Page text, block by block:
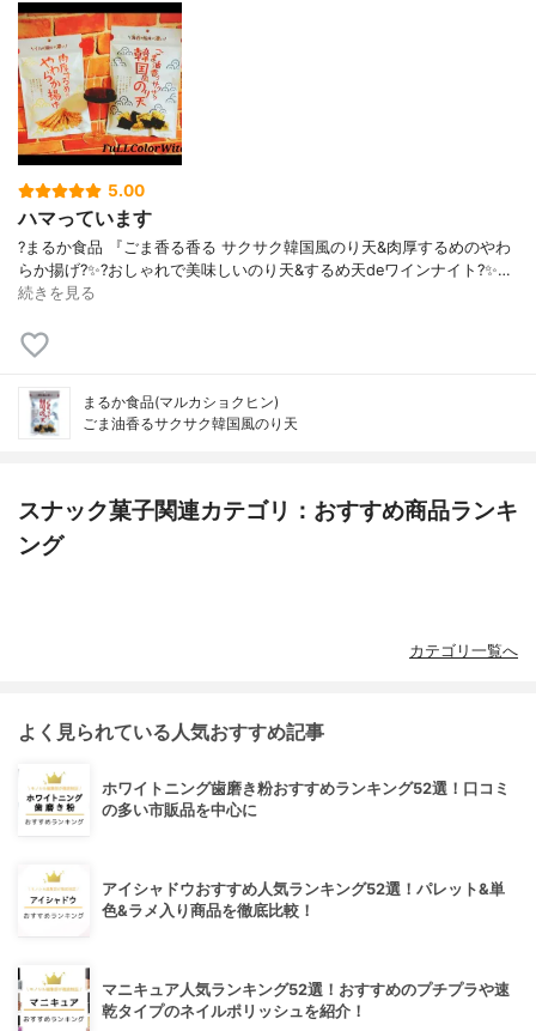
5.00
ハマっています
?まるか食品 『ごま香る香る サクサク韓国風のり天&肉厚するめのやわ
らか揚げ? ✨?おしゃれで美味しいのり天&するめ天deワインナイト?✨ …
続きを見る
まるか食品(マルカショクヒン)
ごま油香るサクサク韓国風のり天
スナック菓子関連カテゴリ：おすすめ商品ランキ
ング
カテゴリ一覧へ
よく見られている人気おすすめ記事
ホワイトニング歯磨き粉おすすめランキング52選！口コミ
の多い市販品を中心に
アイシャドウおすすめ人気ランキング52選！パレット&単
色&ラメ入り商品を徹底比較！
マニキュア人気ランキング52選！おすすめのプチプラや速
乾タイプのネイルポリッシュを紹介！